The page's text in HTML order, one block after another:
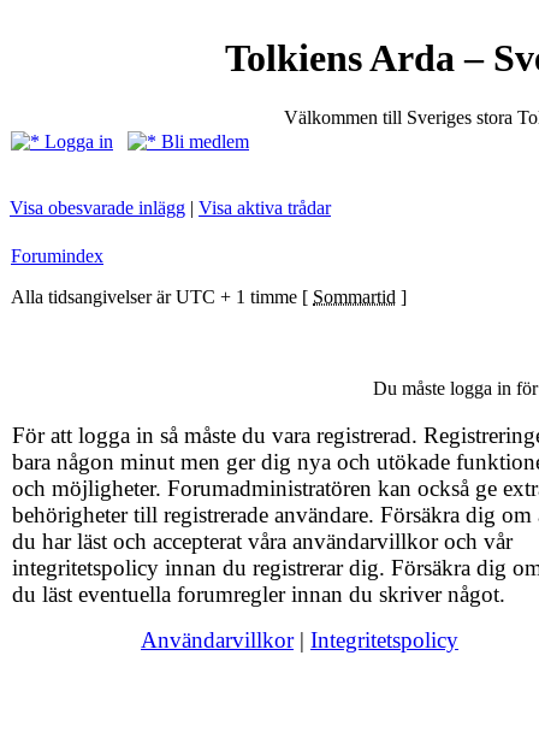
Tolkiens Arda –
Välkommen till Sveriges stora
Logga in
Bli medlem
Visa obesvarade inlägg | Visa aktiva trådar
Forumindex
Alla tidsangivelser är UTC + 1 timme [ Sommartid ]
Du måste logga in
För att logga in så måste du vara registrerad.
bara någon minut men ger dig nya och utökade
och möjligheter. Forumadministratören kan också ge
behörigheter till registrerade användare. Försäkra dig om
du har läst och accepterat våra användarvillkor och vår
integritetspolicy innan du registrerar dig. Försäkra dig
du läst eventuella forumregler innan du skriver något.
Användarvillkor| Integritetspolicy